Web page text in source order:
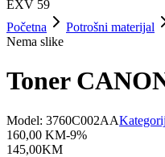
EXV 59
Početna
Potrošni materijal
Nema slike
Toner
Model: 3760C002AA
160,00 KM-9%
145,00KM